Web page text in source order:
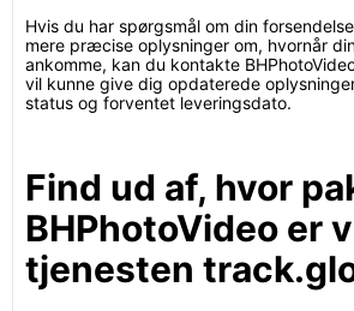
Hvis du har spørgsmål om din
mere præcise oplysninger om, hvornår
ankomme, kan du kontakte
vil kunne give dig opdaterede
status og forventet leveringsdato.
Find ud af, hvor
BHPhotoVideo er
tjenesten